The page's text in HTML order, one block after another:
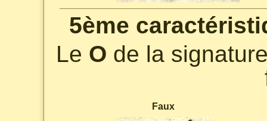
5ème
Le O de la
Faux